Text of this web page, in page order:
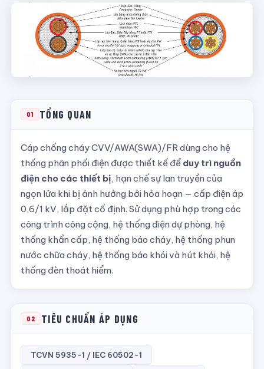
01 TỔNG QUAN
Cáp chống cháy CVV/AWA(SWA)/FR dùng cho hệ
thống phân phối điện được thiết kế để duy trì nguồn
điện cho các thiết bị, hạn chế sự lan truyền của
ngọn lửa khi bị ảnh hưởng bởi hỏa hoạn — cấp điện áp
0,6/1 kV, lắp đặt cố định. Sử dụng phù hợp trong các
công trình công cộng, hệ thống điện dự phòng, hệ
thống khẩn cấp, hệ thống báo cháy, hệ thống phun
nước chữa cháy, hệ thống báo khói và hút khói, hệ
thống đèn thoát hiểm.
02 TIÊU CHUẨN ÁP DỤNG
TCVN 5935-1 / IEC 60502-1